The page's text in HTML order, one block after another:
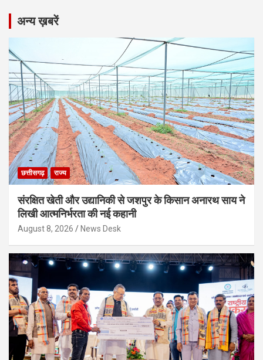
अन्य ख़बरें
छत्तीसगढ़ राज्य
संरक्षित खेती और उद्यानिकी से जशपुर के किसान अनारथ साय ने
लिखी आत्मनिर्भरता की नई कहानी
August 8, 2026 News Desk